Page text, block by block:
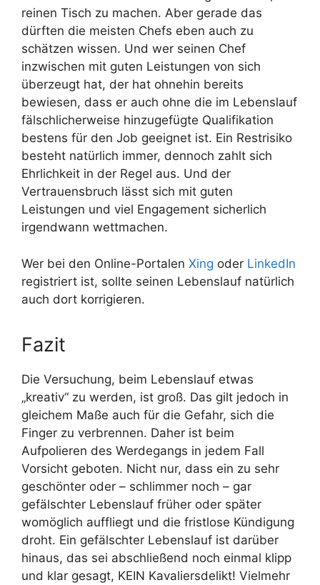
reinen Tisch zu machen. Aber gerade das
dürften die meisten Chefs eben auch zu
schätzen wissen. Und wer seinen Chef
inzwischen mit guten Leistungen von sich
überzeugt hat, der hat ohnehin bereits
bewiesen, dass er auch ohne die im Lebenslauf
fälschlicherweise hinzugefügte Qualifikation
bestens für den Job geeignet ist. Ein Restrisiko
besteht natürlich immer, dennoch zahlt sich
Ehrlichkeit in der Regel aus. Und der
Vertrauensbruch lässt sich mit guten
Leistungen und viel Engagement sicherlich
irgendwann wettmachen.
Wer bei den Online-Portalen Xing oder LinkedIn
registriert ist, sollte seinen Lebenslauf natürlich
auch dort korrigieren.
Fazit
Die Versuchung, beim Lebenslauf etwas
„kreativ“ zu werden, ist groß. Das gilt jedoch in
gleichem Maße auch für die Gefahr, sich die
Finger zu verbrennen. Daher ist beim
Aufpolieren des Werdegangs in jedem Fall
Vorsicht geboten. Nicht nur, dass ein zu sehr
geschönter oder – schlimmer noch – gar
gefälschter Lebenslauf früher oder später
womöglich auffliegt und die fristlose Kündigung
droht. Ein gefälschter Lebenslauf ist darüber
hinaus, das sei abschließend noch einmal klipp
und klar gesagt, KEIN Kavaliersdelikt! Vielmehr